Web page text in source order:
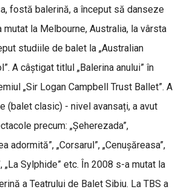
fostă balerină, a început să danseze
mutat la Melbourne, Australia, la vârsta
studiile de balet la „Australian
A câștigat titlul „Balerina anului” în
„Sir Logan Campbell Trust Ballet”. A
(balet clasic) - nivel avansați, a avut
precum: „Șeherezada”,
adormită”, „Corsarul”, „Cenușăreasa”,
„La Sylphide” etc. În 2008 s-a mutat la
a Teatrului de Balet Sibiu. La TBS a